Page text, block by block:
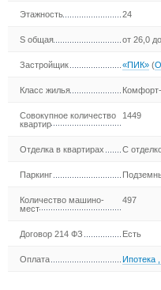
Этажность 24
S общая от 26,0
Застройщик «ПИК» (
Класс жилья
Совокупное количество
квартир
1449
Отделка в квартирах С
Паркинг
Количество машино-
мест
497
Договор 214 ФЗ Есть
Оплата Ипотека